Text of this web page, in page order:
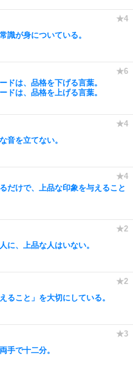
識が身についている。
ドは、品格を下げる言葉。
ドは、品格を上げる言葉。
音を立てない。
だけで、上品な印象を与えること
に、上品な人はいない。
ること」を大切にしている。
手で十二分。